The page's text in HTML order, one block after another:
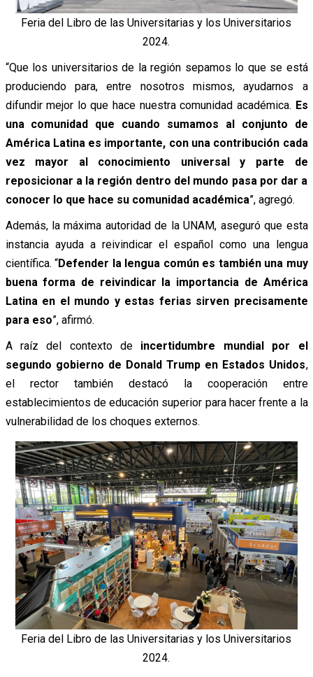
Feria del Libro de las Universitarias y los Universitarios
2024.
“Que los universitarios de la región sepamos lo que se está
produciendo para, entre nosotros mismos, ayudarnos a
difundir mejor lo que hace nuestra comunidad académica. Es
una comunidad que cuando sumamos al conjunto de
América Latina es importante, con una contribución cada
vez mayor al conocimiento universal y parte de
reposicionar a la región dentro del mundo pasa por dar a
conocer lo que hace su comunidad académica”, agregó.
Además, la máxima autoridad de la UNAM, aseguró que esta
instancia ayuda a reivindicar el español como una lengua
científica. “Defender la lengua común es también una muy
buena forma de reivindicar la importancia de América
Latina en el mundo y estas ferias sirven precisamente
para eso”, afirmó.
A raíz del contexto de incertidumbre mundial por el
segundo gobierno de Donald Trump en Estados Unidos,
el rector también destacó la cooperación entre
establecimientos de educación superior para hacer frente a la
vulnerabilidad de los choques externos.
Feria del Libro de las Universitarias y los Universitarios
2024.